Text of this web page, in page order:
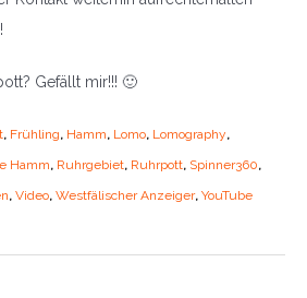
Gefällt mir!!! 🙂
, Frühling, Hamm, Lomo, Lomography,
Hamm, Ruhrgebiet, Ruhrpott, Spinner360,
, Video, Westfälischer Anzeiger, YouTube